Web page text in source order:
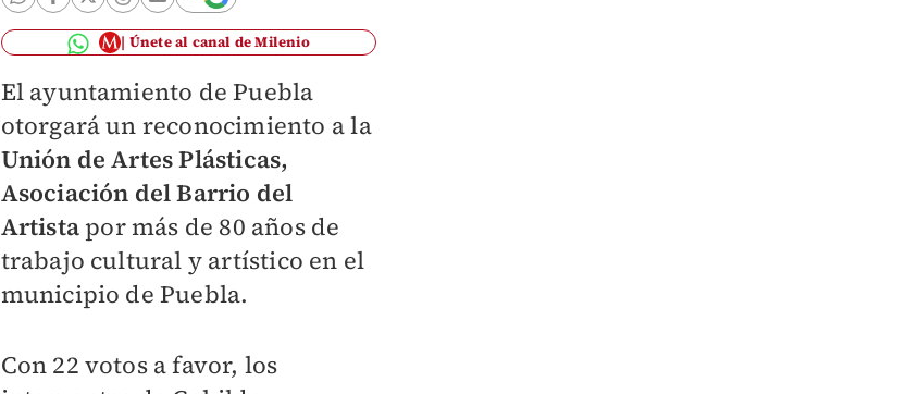
Únete al canal de Milenio
El ayuntamiento de Puebla
otorgará un reconocimiento a la
Unión de Artes Plásticas,
Asociación del Barrio del
Artistapor más de 80 años de
trabajo cultural y artístico en el
municipio de Puebla.
Con 22 votos a favor, los